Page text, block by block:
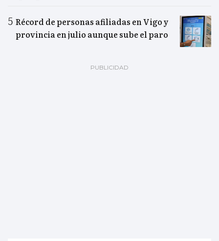
Récord de personas afiliadas en Vigo y
provincia en julio aunque sube el paro